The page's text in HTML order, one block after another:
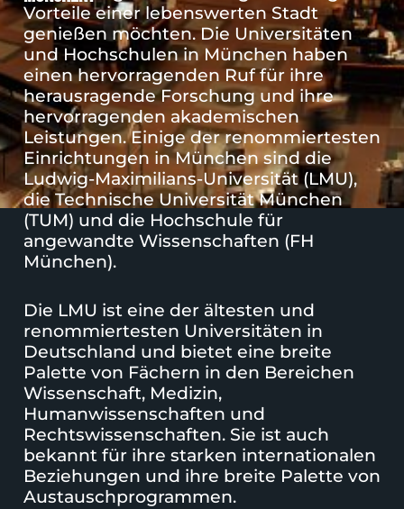
Vorteile einer lebenswerten Stadt
genießen möchten. Die Universitäten
und Hochschulen in München haben
einen hervorragenden Ruf für ihre
herausragende Forschung und ihre
hervorragenden akademischen
Leistungen. Einige der renommiertesten
Einrichtungen in München sind die
Ludwig-Maximilians-Universität (LMU),
dieTechnische Universität München
(TUM) und die Hochschule für
angewandte Wissenschaften (FH
München).
Die LMU ist eine der ältesten und
renommiertesten Universitäten in
Deutschland und bietet eine breite
Palette von Fächern in den Bereichen
Wissenschaft, Medizin,
Humanwissenschaften und
Rechtswissenschaften. Sie ist auch
bekannt für ihre starken internationalen
Beziehungen und ihre breite Palette von
Austauschprogrammen.